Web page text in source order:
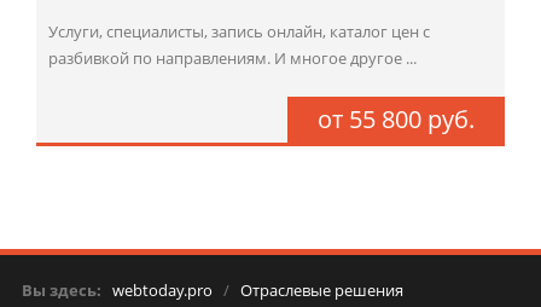
Услуги, специалисты, запись онлайн, каталог цен с
разбивкой по направлениям. И многое другое ...
от 55 800 руб.
Вы здесь: webtoday.pro / Отраслевые решения